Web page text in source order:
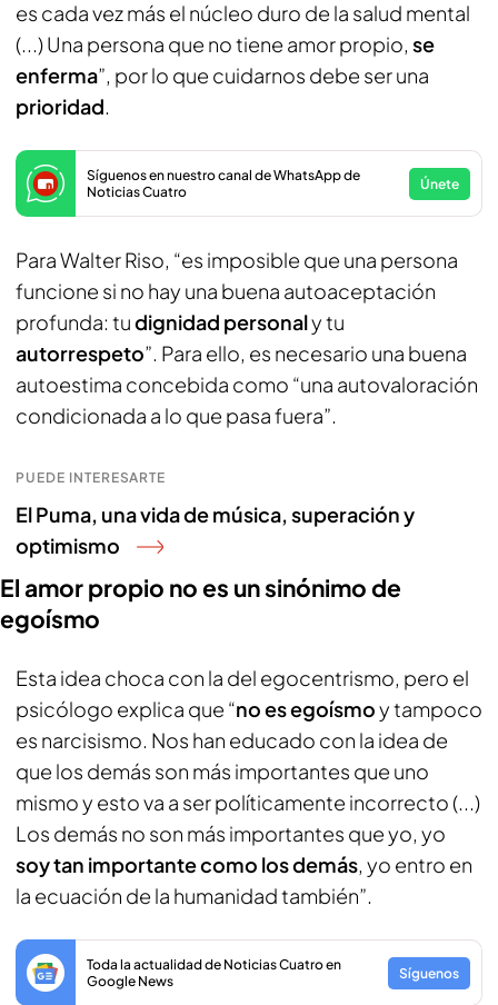
es cada vez más el núcleo duro de la salud mental
(...) Una persona que no tiene amor propio, se
enferma”, por lo que cuidarnos debe ser una
prioridad.
Síguenos en nuestro canal de WhatsApp de
Noticias Cuatro
Únete
Para Walter Riso, “es imposible que una persona
funcione si no hay una buena autoaceptación
profunda: tudignidad personaly tu
autorrespeto”. Para ello, es necesario una buena
autoestima concebida como “una autovaloración
condicionada a lo que pasa fuera”.
PUEDE INTERESARTE
El Puma, una vida de música, superación y
optimismo
El amor propio no es un sinónimo de
egoísmo
Esta idea choca con la del egocentrismo, pero el
psicólogo explica que “no es egoísmoy tampoco
es narcisismo. Nos han educado con la idea de
que los demás son más importantes que uno
mismo y esto va a ser políticamente incorrecto (...)
Los demás no son más importantes que yo, yo
soy tan importante como los demás, yo entro en
la ecuación de la humanidad también”.
Toda la actualidad de Noticias Cuatro en
Google News
Síguenos